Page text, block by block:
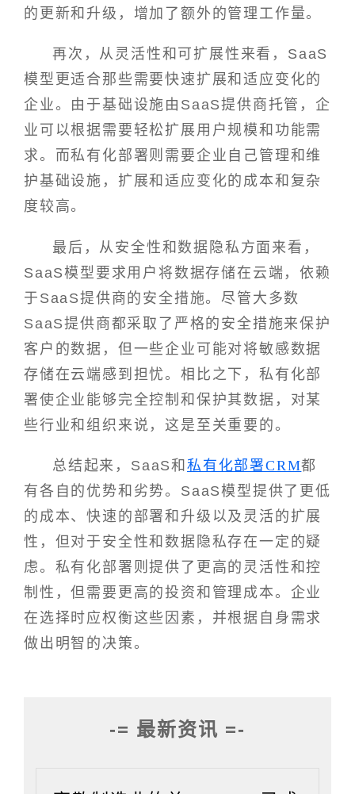
的更新和升级，增加了额外的管理工作量。
再次，从灵活性和可扩展性来看，SaaS
模型更适合那些需要快速扩展和适应变化的
企业。由于基础设施由SaaS提供商托管，企
业可以根据需要轻松扩展用户规模和功能需
求。而私有化部署则需要企业自己管理和维
护基础设施，扩展和适应变化的成本和复杂
度较高。
最后，从安全性和数据隐私方面来看，
SaaS模型要求用户将数据存储在云端，依赖
于SaaS提供商的安全措施。尽管大多数
SaaS提供商都采取了严格的安全措施来保护
客户的数据，但一些企业可能对将敏感数据
存储在云端感到担忧。相比之下，私有化部
署使企业能够完全控制和保护其数据，对某
些行业和组织来说，这是至关重要的。
总结起来，SaaS和 私有化部署CRM都
有各自的优势和劣势。SaaS模型提供了更低
的成本、快速的部署和升级以及灵活的扩展
性，但对于安全性和数据隐私存在一定的疑
虑。私有化部署则提供了更高的灵活性和控
制性，但需要更高的投资和管理成本。企业
在选择时应权衡这些因素，并根据自身需求
做出明智的决策。
-= 最新资讯 =-